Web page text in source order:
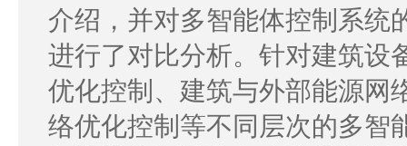
介绍，并对多智能体控制系统
进行了对比分析。针对建筑设
优化控制、建筑与外部能源网
络优化控制等不同层次的多智